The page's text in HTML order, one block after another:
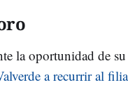
la oportunidad de
a recurrir al